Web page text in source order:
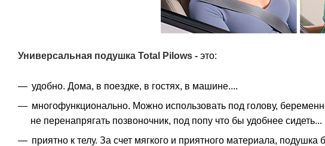
Универсальная подушка Total Pilows - это:
удобно. Дома, в поездке, в гостях, в машине....
многофункционально. Можно использовать под голову,
не перенапрягать позвоночник, под попу что бы удобнее сидеть...
приятно к телу. За счет мягкого и приятного материала,